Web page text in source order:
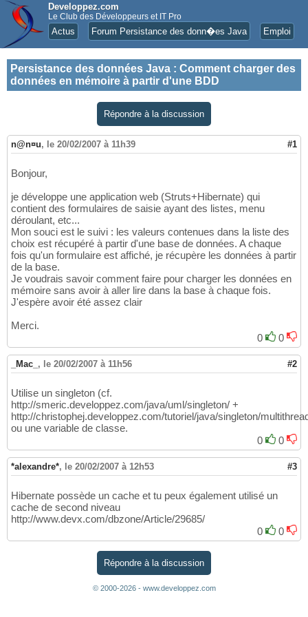
Developpez.com
Le Club des Développeurs et IT Pro
Actus Forum Persistance des donn�es Java Emploi
Persistance des données Java : Comment charger des
données en mémoire à partir d'une BDD
Répondre à la discussion
n@n¤u, le 20/02/2007 à 11h39 #1
Bonjour,
je développe une application web (Struts+Hibernate) qui
contient des formulaires de saisie ayant des listes, menu
déroulant, etc...
Mon souci est le suivi : les valeurs contenues dans la liste des
choix est récupéré à partir d'une base de données. A chaque
fois qu'un formulaire est affiché, je récupère les données à partir
de la base.
Je voudrais savoir comment faire pour charger les données en
mémoire sans avoir à aller lire dans la base à chaque fois.
J'espère avoir été assez clair
Merci.
0
0
_Mac_ , le 20/02/2007 à 11h56 #2
Utilise un singleton (cf.
http://smeric.developpez.com/java/uml/singleton/ +
http://christophej.developpez.com/tutoriel/java/singleton/
ou une variable de classe.
0
0
*alexandre*, le 20/02/2007 à 12h53 #3
Hibernate possède un cache et tu peux également utilisé un
cache de second niveau
http://www.devx.com/dbzone/Article/29685/
0
0
Répondre à la discussion
© 2000-2026 - www.developpez.com